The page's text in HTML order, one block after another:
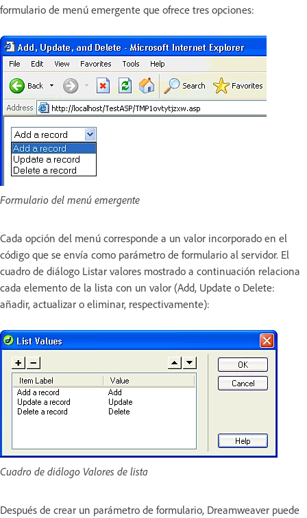
formulario de menú emergente que ofrece tres opciones:
Formulario del menú emergente
Cada opción del menú corresponde a un valor incorporado en el
código que se envía como parámetro de formulario al servidor. El
cuadro de diálogo Listar valores mostrado a continuación relaciona
cada elemento de la lista con un valor (Add, Update o Delete:
añadir, actualizar o eliminar, respectivamente):
Cuadro de diálogo Valores de lista
Después de crear un parámetro de formulario, Dreamweaver puede